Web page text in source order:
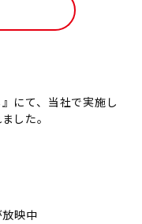
にて、当社で実施し
した。
映中